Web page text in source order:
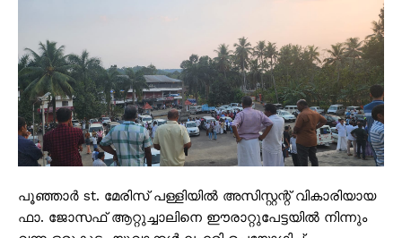
പൂഞ്ഞാർ st. മേരിസ് പള്ളിയിൽ അസിസ്റ്റന്റ് വികാരിയായ
ഫാ. ജോസഫ് ആറ്റുച്ചാലിനെ ഈരാറ്റുപേട്ടയിൽ നിന്നും